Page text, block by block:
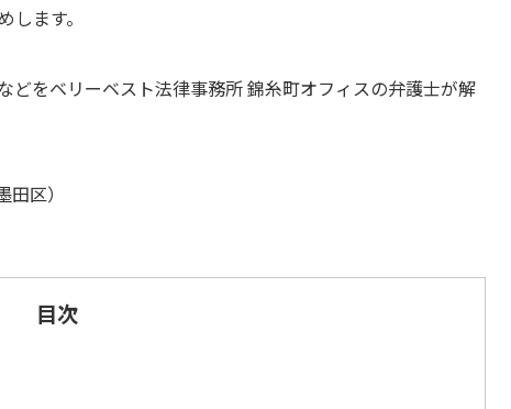
ます。
どをベリーベスト法律事務所 錦糸町オフィスの弁護士が解
区）
目次